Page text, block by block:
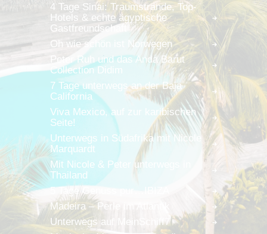
4 Tage Sinai: Traumstrände, Top-
Hotels & echte ägyptische
Gastfreundschaft
Oh wie schön ist Norwegen
Peter Ruh und das Anda Barut
Collection Didim
7 Tage unterwegs an der Baja
California
Viva Mexico, auf zur karibischen
Seite!
Unterwegs in Südafrika mit Nicole
Marquardt
Mit Nicole & Peter unterwegs in
Thailand
5 Tage Genuss pur…IBIZA
Madeira – Perle im Atlantik
Unterwegs auf MeinSchiff7